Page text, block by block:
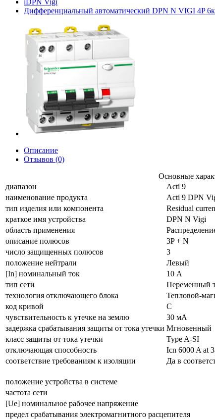
iDPN Vigi
Дифференциальный автоматический DPN N VIGI 4P
Описание
Отзывов (0)
Основные
диапазон
Acti 9
наименование продукта
Acti 9 DPN
тип изделия или компонента
Residual
краткое имя устройства
DPN N Vigi
область применения
описание полюсов
3P + N
число защищенных полюсов
3
положение нейтрали
Левый
[In] номинальный ток
10 А
тип сети
Переменный
технология отключающего блока
Тепловой-
код кривой
C
чувствительность к утечке на землю
30 мА
задержка срабатывания защиты от тока утечки Мгновенный
класс защиты от тока утечки
Type A-SI
отключающая способность
Icn 6000 A at
соответствие требованиям к изоляции
Да в
положение устройства в системе
частота сети
[Ue] номинальное рабочее напряжение
предел срабатывания электромагнитного расцепителя